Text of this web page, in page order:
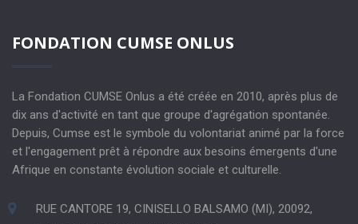
FONDATION CUMSE ONLUS
La Fondation CUMSE Onlus a été créée en 2010, après plus de
dix ans d'activité en tant que groupe d'agrégation spontanée.
Depuis, Cumse est le symbole du volontariat animé par la force
et l'engagement prêt à répondre aux besoins émergents d'une
Afrique en constante évolution sociale et culturelle.
RUE CANTORE 19, CINISELLO BALSAMO (MI), 20092,